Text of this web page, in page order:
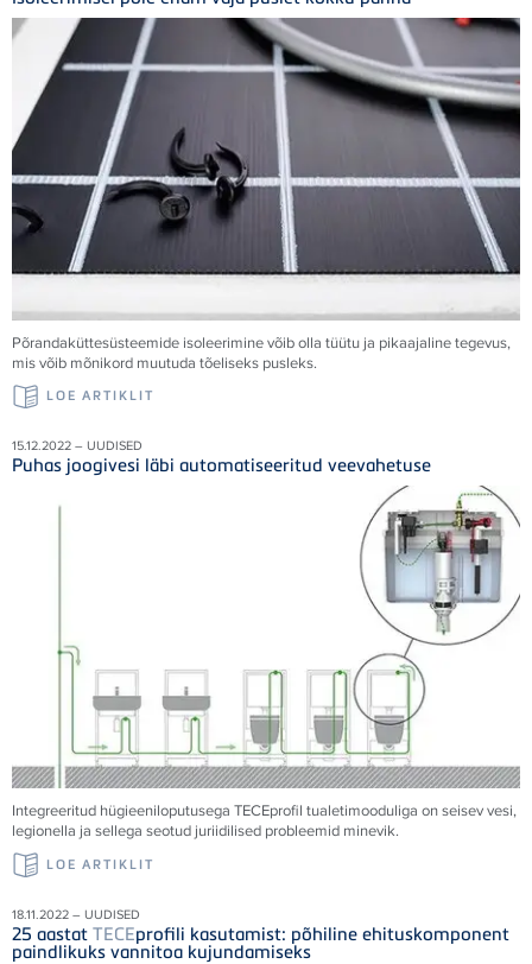
Põrandaküttesüsteemide isoleerimine võib olla tüütu ja pikaajaline tegevus,
mis võib mõnikord muutuda tõeliseks pusleks.
LOE ARTIKLIT
15.12.2022 – UUDISED
Puhas joogivesi läbi automatiseeritud veevahetuse
Integreeritud hügieeniloputusega TECEprofil tualetimooduliga on seisev vesi,
legionella ja sellega seotud juriidilised probleemid minevik.
LOE ARTIKLIT
18.11.2022 – UUDISED
25 aastat TECEprofili kasutamist: põhiline ehituskomponent
paindlikuks vannitoa kujundamiseks